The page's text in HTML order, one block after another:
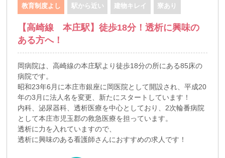
教育制度よし 駅から近い 建物キレイ 寮あり
【高崎線 本庄駅】徒歩18分！透析に興味の
ある方へ！
岡病院は、高崎線の本庄駅より徒歩18分の所にある85床の
病院です。
昭和23年6月に本庄市銀座に岡医院として開設され、平成20
年の3月に法人名を変更、新たにスタートしています！
内科、泌尿器科、透析医療を中心としており、2次輪番病院
として本庄市児玉郡の救急医療を担っています。
透析に力を入れていますので、
透析に興味のある看護師さんにおすすめの求人です！